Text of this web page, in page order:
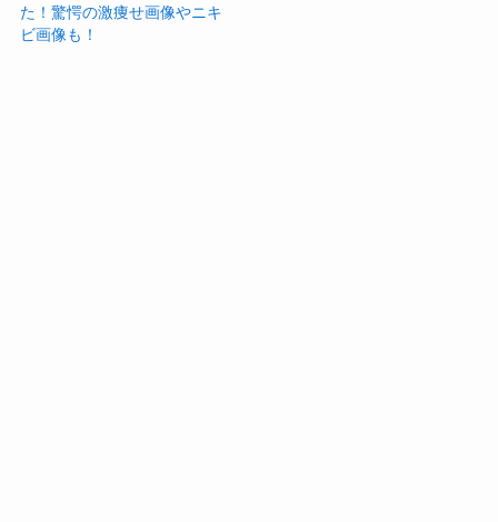
た！驚愕の激痩せ画像やニキ
ビ画像も！